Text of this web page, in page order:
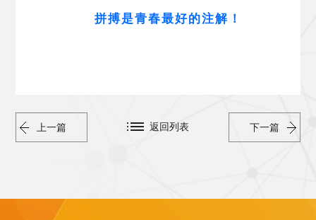
拼搏是青春最好的注解 ！
上一篇 下一篇
返回列表